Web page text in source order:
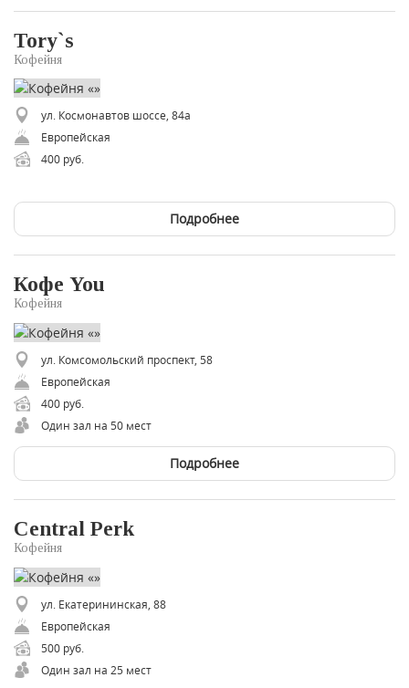
Tory`s
Кофейня
ул. Космонавтов шоссе, 84а
Европейская
400 руб.
Подробнее
Кофе You
Кофейня
ул. Комсомольский проспект, 58
Европейская
400 руб.
Один зал на 50 мест
Подробнее
Central Perk
Кофейня
ул. Екатерининская, 88
Европейская
500 руб.
Один зал на 25 мест